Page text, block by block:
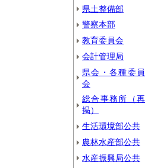
県土整備部
警察本部
教育委員会
会計管理局
県会・各種委員
会
総合事務所（再
掲）
生活環境部公共
農林水産部公共
水産振興局公共